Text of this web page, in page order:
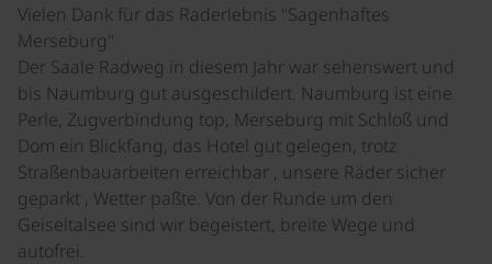
Vielen Dank für das Raderlebnis "Sagenhaftes
Merseburg"
Der Saale Radweg in diesem Jahr war sehenswert und
bis Naumburg gut ausgeschildert. Naumburg ist eine
Perle, Zugverbindung top, Merseburg mit Schloß und
Dom ein Blickfang, das Hotel gut gelegen, trotz
Straßenbauarbeiten erreichbar , unsere Räder sicher
geparkt , Wetter paßte. Von der Runde um den
Geiseltalsee sind wir begeistert, breite Wege und
autofrei.